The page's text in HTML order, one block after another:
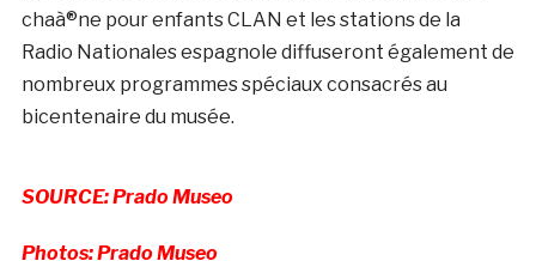
chaà®ne pour enfants CLAN et les stations de la
Radio Nationales espagnole diffuseront également de
nombreux programmes spéciaux consacrés au
bicentenaire du musée.
SOURCE: Prado Museo
Photos: Prado Museo